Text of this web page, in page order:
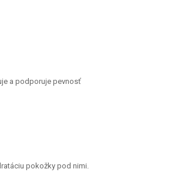
a podporuje pevnosť
pokožky pod nimi.